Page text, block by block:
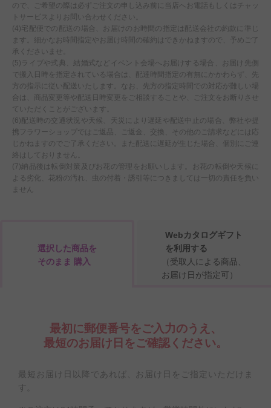
ので、ご希望の際は必ずご注文の申し込み前に当店へお電話もしくはチャッ
トサービスよりお問い合わせください。
(4)宅配便での配送の場合、お届けのお時間の指定は配送会社の約款に準じ
ます。細かなお時間指定やお届け時間の確約はできかねますので、予めご了
承くださいませ。
(5)ライブや式典、結婚式などイベント会場へお届けする場合、お届け先側
で搬入日時を指定されている場合は、配達時間指定の有無にかかわらず、先
方の指示に従い配送いたします。なお、先方の指定時間での対応が難しい場
合は、商品変更等や配送日時変更をご相談することや、ご注文をお断りさせ
ていただくことがございます。
(6)配送時の交通状況や天候、天災により遅延や配送中止の場合、弊社や提
携フラワーショップではご返品、ご返金、交換、その他のご請求などには応
じかねますのでご了承ください。また配送に遅延が生じた場合、個別にご連
絡はしておりません。
(7)納品後は転倒対策及びお花の管理をお願いします。お花の転倒や天候に
よる劣化、花粉の汚れ、虫の付着・誘引等につきましては一切の責任を負い
ません
選択した商品を
そのまま 購入
Webカタログギフト
を利用する
（受取人による商品、
お届け日が指定可）
最初に郵便番号をご入力のうえ、
最短のお届け日をご確認ください。
最短お届け日以降であれば、お届け日をご指定いただけま
す。